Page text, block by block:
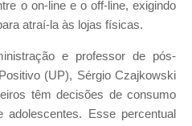
o on-line e o off-line, exigindo
atraí-la às lojas físicas.
e professor de pós-
(UP), Sérgio Czajkowski
têm decisões de consumo
Esse percentual